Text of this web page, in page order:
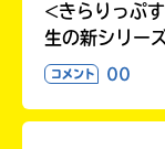
<きらりっぷ
生の新シリー
コメント 00